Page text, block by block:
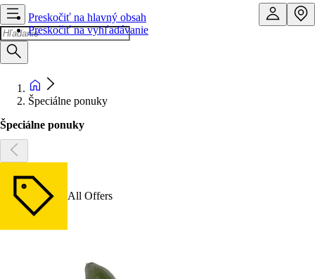
Preskočiť na hlavný obsah
Preskočiť na vyhľadávanie
Špeciálne ponuky
Špeciálne ponuky
All Offers